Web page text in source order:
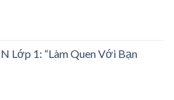
Lớp 1: “Làm Quen Với Bạn